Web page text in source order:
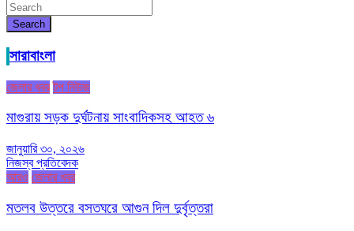
Search
সারাবাংলা
জেলার খবর টপ নিউজ
মাগুরায় সড়ক দুর্ঘটনায় সাংবাদিকসহ আহত ৬
জানুয়ারি ৩০, ২০২৬
নিজস্ব প্রতিবেদক
আরও জেলার খবর
মতলব উত্তরে বসতঘরে আগুন দিল দুর্বৃত্তরা